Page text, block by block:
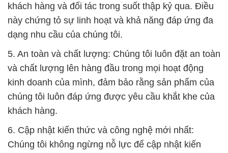
khách hàng và đối tác trong suốt thập kỷ qua. Điều
này chứng tỏ sự linh hoạt và khả năng đáp ứng đa
dạng nhu cầu của chúng tôi.
5. An toàn và chất lượng: Chúng tôi luôn đặt an toàn
và chất lượng lên hàng đầu trong mọi hoạt động
kinh doanh của mình, đảm bảo rằng sản phẩm của
chúng tôi luôn đáp ứng được yêu cầu khắt khe của
khách hàng.
6. Cập nhật kiến thức và công nghệ mới nhất:
Chúng tôi không ngừng nỗ lực để cập nhật kiến